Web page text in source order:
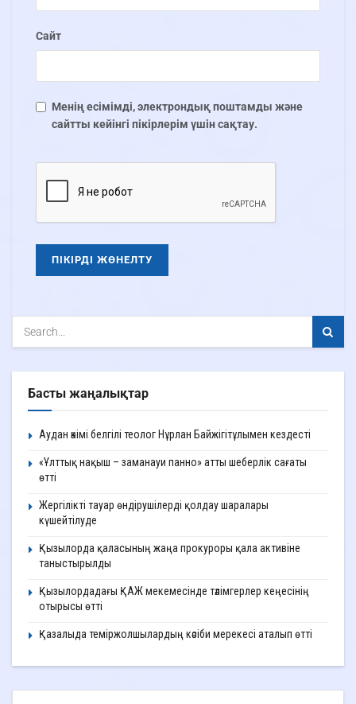
Сайт
Менің есімімді, электрондық поштамды және
сайтты кейінгі пікірлерім үшін сақтау.
Басты жаңалықтар
Аудан әкімі белгілі теолог Нұрлан Байжігітұлымен кездесті
«Ұлттық нақыш – заманауи панно» атты шеберлік сағаты
өтті
Жергілікті тауар өндірушілерді қолдау шаралары
күшейтілуде
Қызылорда қаласының жаңа прокуроры қала активіне
таныстырылды
Қызылордадағы ҚАЖ мекемесінде тәлімгерлер кеңесінің
отырысы өтті
Қазалыда теміржолшылардың кәсіби мерекесі аталып өтті